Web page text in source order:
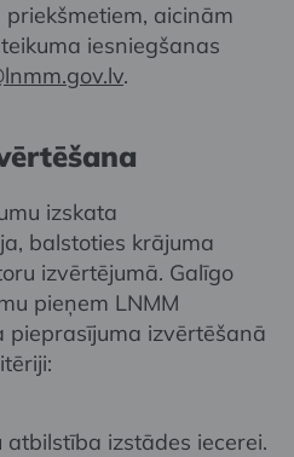
aicinām
iesniegšanas
.
izskata
balstoties krājuma
izvērtējumā. Galīgo
pieņem LNMM
pieprasījuma izvērtēšanā
izstādes iecerei.